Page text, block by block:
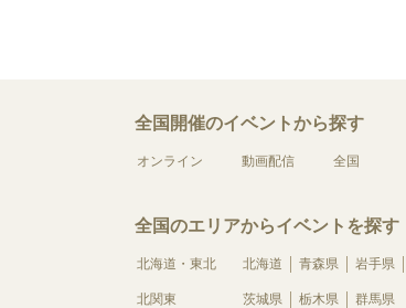
全国開催のイベントから探す
オンライン 動画配信 全国
全国のエリアからイベントを探す
北海道・東北 北海道 青森県 岩手県
北関東 茨城県 栃木県 群馬県